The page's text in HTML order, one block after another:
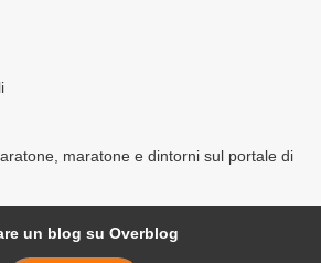
maratone e dintorni sul portale di
un blog su Overblog